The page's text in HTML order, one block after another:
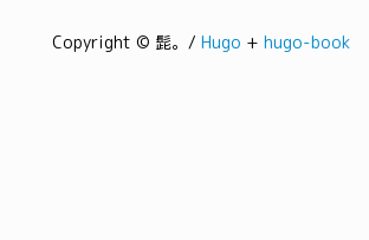
Copyright © 髭。/ Hugo + hugo-book